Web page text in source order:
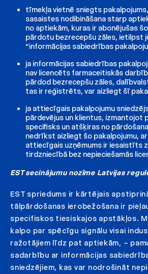
tīmekļa vietnē sniegts
sasaistes nodibināšana starp
no aptiekām, kuras ir abonējušas
pārdotu bezrecepšu zāles, ietilpst
“informācijas sabiedrības
ja informācijas sabiedrības
nav licencēts farmaceitiskās
pārdod bezrecepšu zāles,
tas ir reģistrēts, var aizliegt šī
ja attiecīgais pakalpojumu
pārdevējus un klientus, izmantojot
specifisks un atšķiras no
nedrīkst aizliegt šo pakalpojumu,
attiecīgais uzņēmums ir iesaistīts
tirdzniecībā bez nepieciešamās
EST secinājumu nozīme Latvijas
EST spriedums ir kārtējais
tālpārdošanas ierobežošana ir
specifiskos tiesiskajos apstākļos.
kalpo par spēcīgu signālu visai
ražotājiem līdz pat aptiekām, –
sadarbību ar informācijas
sniedzējiem, kas var nodrošināt